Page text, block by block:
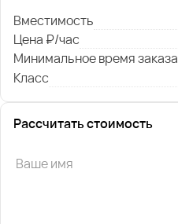
Вместимость
Цена ₽/час
Минимальное время заказа
Класс
Рассчитать стоимость